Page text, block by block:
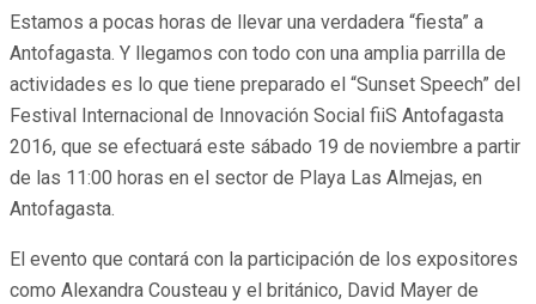
Estamos a pocas horas de llevar una verdadera “fiesta” a
Antofagasta. Y llegamos con todo con una amplia parrilla de
actividades es lo que tiene preparado el “Sunset Speech” del
Festival Internacional de Innovación Social fiiS Antofagasta
2016, que se efectuará este sábado 19 de noviembre a partir
de las 11:00 horas en el sector de Playa Las Almejas, en
Antofagasta.
El evento que contará con la participación de los expositores
como Alexandra Cousteau y el británico, David Mayer de